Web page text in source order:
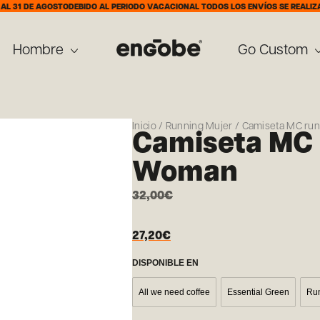
AGOSTODEBIDO AL PERIODO VACACIONAL TODOS LOS ENVÍOS SE REALIZARÁN A
Hombre Go Custom
Inicio/ Running Mujer / Camiseta MC
Camiseta
Woman
32,00€
27,20€
DISPONIBLE EN
All we need coffee Essential Green